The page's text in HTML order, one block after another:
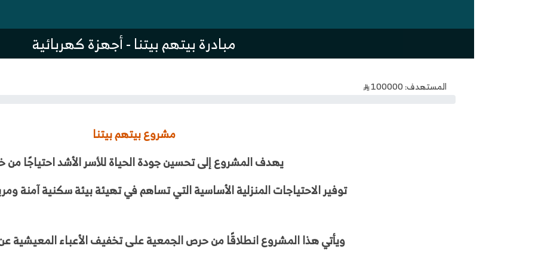
مبادرة بيتهم بيتنا - أجهزة كهربائية
المستهدف: 100000
مشروع بيتهم بيتنا
يهدف المشروع إلى تحسين جودة الحياة للأسر الأشد احتياجًا من
توفير الاحتياجات المنزلية الأساسية التي تساهم في تهيئة بيئة سكنية آمنة
ويأتي هذا المشروع انطلاقًا من حرص الجمعية على تخفيف الأعباء المعيشية